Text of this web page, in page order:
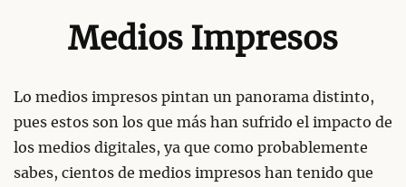
Medios Impresos
Lo medios impresos pintan un panorama distinto,
pues estos son los que más han sufrido el impacto de
los medios digitales, ya que como probablemente
sabes, cientos de medios impresos han tenido que